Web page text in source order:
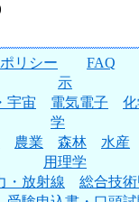
リシー
FAQ
示
宇宙 電気電子
学
農業 森林
水産
用理学
・放射線
総合技